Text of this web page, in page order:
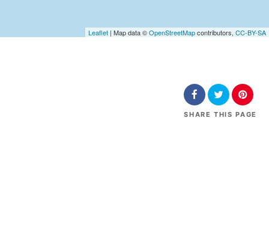
Leaflet | Map data ©OpenStreetMapcontributors, CC-BY-SA
SHARE THIS PAGE